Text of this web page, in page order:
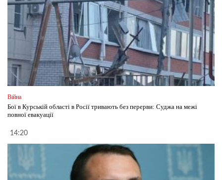
Війна
Бої в Курській області в Росії тривають без перерви: Суджа на межі
повної евакуації
14:20